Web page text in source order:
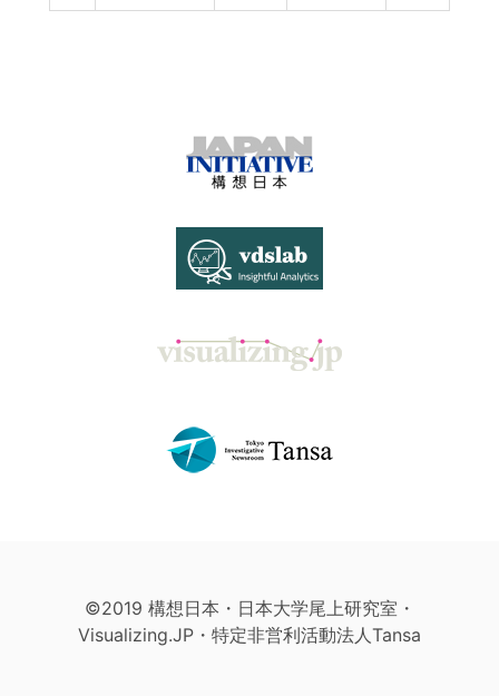
©2019 構想日本・日本大学尾上研究室・
Visualizing.JP・特定非営利活動法人Tansa